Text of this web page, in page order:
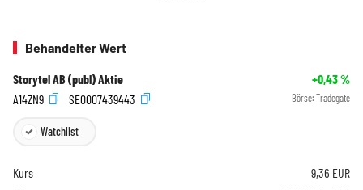
Behandelter Wert
Storytel AB (publ) Aktie +0,43%
A14ZN9
SE0007439443 Börse: Tradegate
Watchlist
Kurs 9,36 EUR